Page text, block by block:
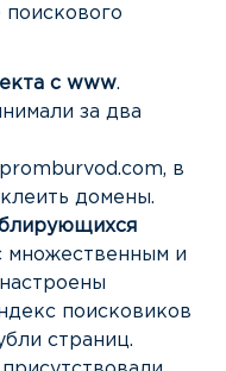
поискового
с www.
за два
в
домены.
множественным и
поисковиков
страниц.